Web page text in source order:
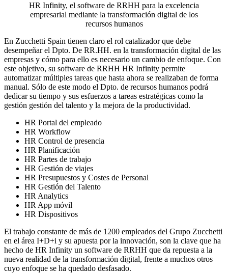
HR Infinity, el software de RRHH para la excelencia
empresarial mediante la transformación digital de los
recursos humanos
En Zucchetti Spain tienen claro el rol catalizador que debe
desempeñar el Dpto. De RR.HH. en la transformación digital de las
empresas y cómo para ello es necesario un cambio de enfoque. Con
este objetivo, su software de RRHH HR Infinity permite
automatizar múltiples tareas que hasta ahora se realizaban de forma
manual. Sólo de este modo el Dpto. de recursos humanos podrá
dedicar su tiempo y sus esfuerzos a tareas estratégicas como la
gestión gestión del talento y la mejora de la productividad.
HR Portal del empleado
HR Workflow
HR Control de presencia
HR Planificación
HR Partes de trabajo
HR Gestión de viajes
HR Presupuestos y Costes de Personal
HR Gestión del Talento
HR Analytics
HR App móvil
HR Dispositivos
El trabajo constante de más de 1200 empleados del Grupo Zucchetti
en el área I+D+i y su apuesta por la innovación, son la clave que ha
hecho de HR Infinity un software de RRHH que da repuesta a la
nueva realidad de la transformación digital, frente a muchos otros
cuyo enfoque se ha quedado desfasado.